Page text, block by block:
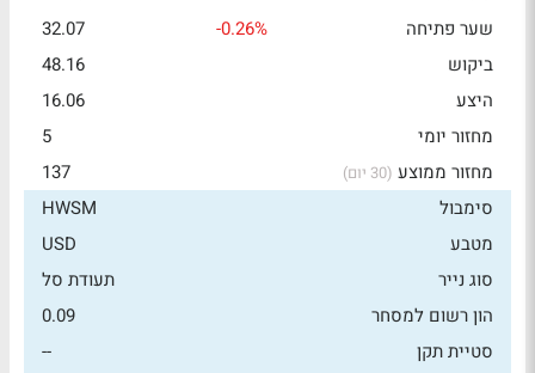
שער פתיחה
-0.26%
32.07
ביקוש
48.16
היצע
16.06
מחזור יומי
5
מחזור ממוצע (30 יום)
137
סימבול
HWSM
מטבע
USD
סוג נייר
תעודת סל
הון רשום למסחר
0.09
סטיית תקן
--